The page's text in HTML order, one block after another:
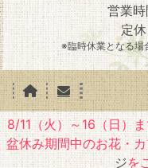
営業
定
※臨時休業となる場
8/11（火）～16（日）
盆休み期間中のお花・
ジを